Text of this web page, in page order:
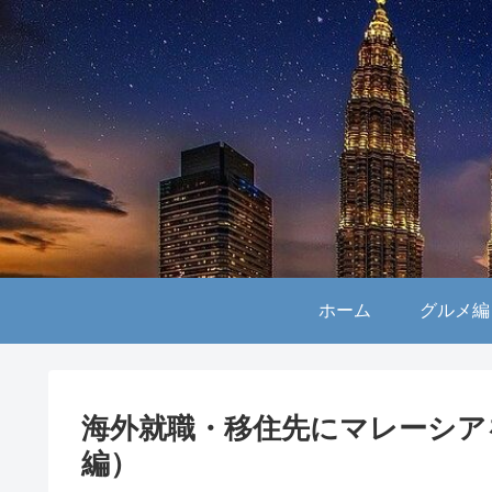
ホーム グルメ編
海外就職・移住先にマレーシ
編）